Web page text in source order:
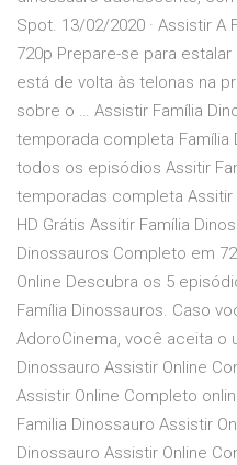
Spot. 13/02/2020 · Assistir A
720p Prepare-se para
está de volta às telonas na
sobre o … Assistir Família
temporada completa Família
todos os episódios Assitir
temporadas completa Assitir
HD Grátis Assitir Família
Dinossauros Completo em
Online Descubra os 5
Família Dinossauros. Caso
AdoroCinema, você aceita o
Dinossauro Assistir Online
Assistir Online Completo
Familia Dinossauro Assistir
Dinossauro Assistir Online